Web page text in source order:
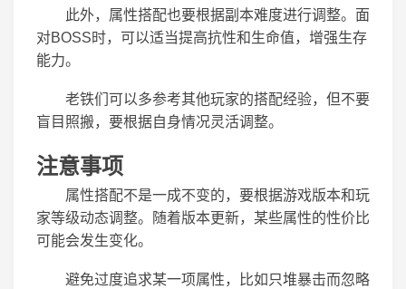
此外，属性搭配也要根据副本难度进行调整。面
对BOSS时，可以适当提高抗性和生命值，增强生存
能力。
老铁们可以多参考其他玩家的搭配经验，但不要
盲目照搬，要根据自身情况灵活调整。
注意事项
属性搭配不是一成不变的，要根据游戏版本和玩
家等级动态调整。随着版本更新，某些属性的性价比
可能会发生变化。
避免过度追求某一项属性，比如只堆暴击而忽略